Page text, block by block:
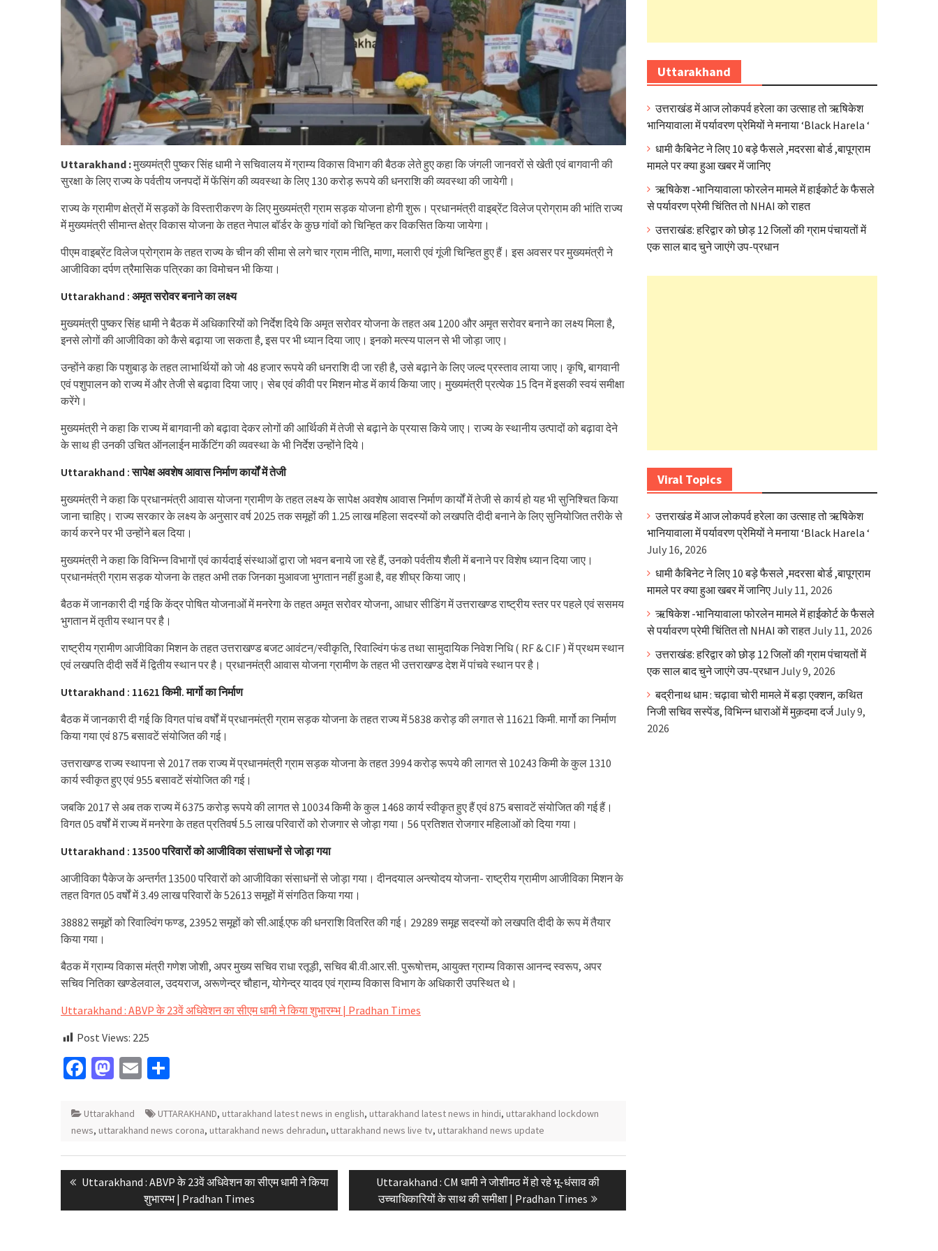
Uttarakhand :मुख्यमंत्री पुष्कर सिंह धामी ने सचिवालय में ग्राम्य विकास विभाग की बैठक लेते हुए कहा कि जंगली जानवरों से खेती एवं बागवानी की
सुरक्षा के लिए राज्य के पर्वतीय जनपदों में फेंसिंग की व्यवस्था के लिए 130 करोड़ रूपये की धनराशि की व्यवस्था की जायेगी।
राज्य के ग्रामीण क्षेत्रों में सड़कों के विस्तारीकरण के लिए मुख्यमंत्री ग्राम सड़क योजना होगी शुरू। प्रधानमंत्री वाइब्रेंट विलेज प्रोग्राम की भांति राज्य
में मुख्यमंत्री सीमान्त क्षेत्र विकास योजना के तहत नेपाल बॉर्डर के कुछ गांवों को चिन्हित कर विकसित किया जायेगा।
पीएम वाइब्रेंट विलेज प्रोग्राम के तहत राज्य के चीन की सीमा से लगे चार ग्राम नीति, माणा, मलारी एवं गूंजी चिन्हित हुए हैं। इस अवसर पर मुख्यमंत्री ने
आजीविका दर्पण त्रैमासिक पत्रिका का विमोचन भी किया।
Uttarakhand : अमृत सरोवर बनाने का लक्ष्य
मुख्यमंत्री पुष्कर सिंह धामी ने बैठक में अधिकारियों को निर्देश दिये कि अमृत सरोवर योजना के तहत अब 1200 और अमृत सरोवर बनाने का लक्ष्य मिला है,
इनसे लोगों की आजीविका को कैसे बढ़ाया जा सकता है, इस पर भी ध्यान दिया जाए। इनको मत्स्य पालन से भी जोड़ा जाए।
उन्होंने कहा कि पशुबाड़ के तहत लाभार्थियों को जो 48 हजार रूपये की धनराशि दी जा रही है, उसे बढ़ाने के लिए जल्द प्रस्ताव लाया जाए। कृषि, बागवानी
एवं पशुपालन को राज्य में और तेजी से बढ़ावा दिया जाए। सेब एवं कीवी पर मिशन मोड में कार्य किया जाए। मुख्यमंत्री प्रत्येक 15 दिन में इसकी स्वयं समीक्षा
करेंगे।
मुख्यमंत्री ने कहा कि राज्य में बागवानी को बढ़ावा देकर लोगों की आर्थिकी में तेजी से बढ़ाने के प्रयास किये जाए। राज्य के स्थानीय उत्पादों को बढ़ावा देने
के साथ ही उनकी उचित ऑनलाईन मार्केटिंग की व्यवस्था के भी निर्देश उन्होंने दिये।
Uttarakhand : सापेक्ष अवशेष आवास निर्माण कार्यों में तेजी
मुख्यमंत्री ने कहा कि प्रधानमंत्री आवास योजना ग्रामीण के तहत लक्ष्य के सापेक्ष अवशेष आवास निर्माण कार्यों में तेजी से कार्य हो यह भी सुनिश्चित किया
जाना चाहिए। राज्य सरकार के लक्ष्य के अनुसार वर्ष 2025 तक समूहों की 1.25 लाख महिला सदस्यों को लखपति दीदी बनाने के लिए सुनियोजित तरीके से
कार्य करने पर भी उन्होंने बल दिया।
मुख्यमंत्री ने कहा कि विभिन्न विभागों एवं कार्यदाई संस्थाओं द्वारा जो भवन बनाये जा रहे हैं, उनको पर्वतीय शैली में बनाने पर विशेष ध्यान दिया जाए।
प्रधानमंत्री ग्राम सड़क योजना के तहत अभी तक जिनका मुआवजा भुगतान नहीं हुआ है, वह शीघ्र किया जाए।
बैठक में जानकारी दी गई कि केंद्र पोषित योजनाओं में मनरेगा के तहत अमृत सरोवर योजना, आधार सीडिंग में उत्तराखण्ड राष्ट्रीय स्तर पर पहले एवं ससमय
भुगतान में तृतीय स्थान पर है।
राष्ट्रीय ग्रामीण आजीविका मिशन के तहत उत्तराखण्ड बजट आवंटन/स्वीकृति, रिवाल्विंग फंड तथा सामुदायिक निवेश निधि ( RF & CIF ) में प्रथम स्थान
एवं लखपति दीदी सर्वे में द्वितीय स्थान पर है। प्रधानमंत्री आवास योजना ग्रामीण के तहत भी उत्तराखण्ड देश में पांचवे स्थान पर है।
Uttarakhand : 11621 किमी. मार्गो का निर्माण
बैठक में जानकारी दी गई कि विगत पांच वर्षों में प्रधानमंत्री ग्राम सड़क योजना के तहत राज्य में 5838 करोड़ की लगात से 11621 किमी. मार्गो का निर्माण
किया गया एवं 875 बसावटें संयोजित की गई।
उत्तराखण्ड राज्य स्थापना से 2017 तक राज्य में प्रधानमंत्री ग्राम सड़क योजना के तहत 3994 करोड़ रूपये की लागत से 10243 किमी के कुल 1310
कार्य स्वीकृत हुए एवं 955 बसावटें संयोजित की गई।
जबकि 2017 से अब तक राज्य में 6375 करोड़ रूपये की लागत से 10034 किमी के कुल 1468 कार्य स्वीकृत हुए हैं एवं 875 बसावटें संयोजित की गई हैं।
विगत 05 वर्षों में राज्य में मनरेगा के तहत प्रतिवर्ष 5.5 लाख परिवारों को रोजगार से जोड़ा गया। 56 प्रतिशत रोजगार महिलाओं को दिया गया।
Uttarakhand : 13500 परिवारों को आजीविका संसाधनों से जोड़ा गया
आजीविका पैकेज के अन्तर्गत 13500 परिवारों को आजीविका संसाधनों से जोड़ा गया। दीनदयाल अन्त्योदय योजना- राष्ट्रीय ग्रामीण आजीविका मिशन के
तहत विगत 05 वर्षों में 3.49 लाख परिवारों के 52613 समूहों में संगठित किया गया।
38882 समूहों को रिवाल्विंग फण्ड, 23952 समूहों को सी.आई.एफ की धनराशि वितरित की गई। 29289 समूह सदस्यों को लखपति दीदी के रूप में तैयार
किया गया।
बैठक में ग्राम्य विकास मंत्री गणेश जोशी, अपर मुख्य सचिव राधा रतूड़ी, सचिव बी.वी.आर.सी. पुरूषोत्तम, आयुक्त ग्राम्य विकास आनन्द स्वरूप, अपर
सचिव नितिका खण्डेलवाल, उदयराज, अरूणेन्द्र चौहान, योगेन्द्र यादव एवं ग्राम्य विकास विभाग के अधिकारी उपस्थित थे।
Uttarakhand : ABVP के 23वें अधिवेशन का सीएम धामी ने किया शुभारम्भ | Pradhan Times
Post Views: 225
Facebook
Mastodon
Email
Uttarakhand UTTARAKHAND, uttarakhand latest news in english, uttarakhand latest news in hindi, uttarakhand lockdown
news, uttarakhand news corona, uttarakhand news dehradun, uttarakhand news live tv, uttarakhand news update
Post
navigation
Previous
Uttarakhand : ABVP के 23वें अधिवेशन का सीएम धामी ने किया
शुभारम्भ | Pradhan Times
Next
post:
Uttarakhand : CM धामी ने जोशीमठ में हो रहे भू-धंसाव की
उच्चाधिकारियों के साथ की समीक्षा | Pradhan Times
Uttarakhand
उत्तराखंड में आज लोकपर्व हरेला का उत्साह तो ऋषिकेश
भानियावाला में पर्यावरण प्रेमियों ने मनाया ‘Black Harela ‘
धामी कैबिनेट ने लिए 10 बड़े फैसले ,मदरसा बोर्ड ,बापूग्राम
मामले पर क्या हुआ खबर में जानिए
ऋषिकेश -भानियावाला फोरलेन मामले में हाईकोर्ट के फैसले
से पर्यावरण प्रेमी चिंतित तो NHAI को राहत
उत्तराखंड: हरिद्वार को छोड़ 12 जिलों की ग्राम पंचायतों में
एक साल बाद चुने जाएंगे उप-प्रधान
Viral Topics
उत्तराखंड में आज लोकपर्व हरेला का उत्साह तो ऋषिकेश
भानियावाला में पर्यावरण प्रेमियों ने मनाया ‘Black Harela ‘
July 16, 2026
धामी कैबिनेट ने लिए 10 बड़े फैसले ,मदरसा बोर्ड ,बापूग्राम
मामले पर क्या हुआ खबर में जानिएJuly 11, 2026
ऋषिकेश -भानियावाला फोरलेन मामले में हाईकोर्ट के फैसले
से पर्यावरण प्रेमी चिंतित तो NHAI को राहतJuly 11, 2026
उत्तराखंड: हरिद्वार को छोड़ 12 जिलों की ग्राम पंचायतों में
एक साल बाद चुने जाएंगे उप-प्रधानJuly 9, 2026
बद्रीनाथ धाम : चढ़ावा चोरी मामले में बड़ा एक्शन, कथित
निजी सचिव सस्पेंड, विभिन्न धाराओं में मुक़दमा दर्जJuly 9,
2026